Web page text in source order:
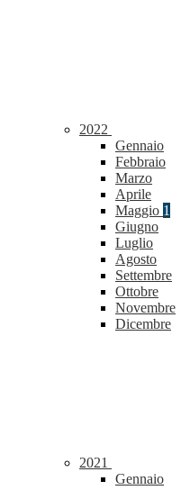
2022
Gennaio
Febbraio
Marzo
Aprile
Maggio 1
Giugno
Luglio
Agosto
Settembre
Ottobre
Novembre
Dicembre
2021
Gennaio